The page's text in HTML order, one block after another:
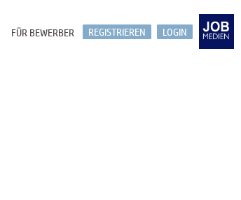
LOGIN
REGISTRIEREN
FÜR BEWERBER